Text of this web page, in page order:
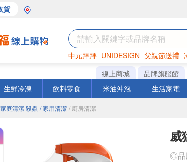
貨
中元拜拜 UNIDESIGN 父親節送禮
罐頭 海苔 洋芋片
線上商城 品牌旗艦館
生鮮冷凍 飲料零食 米油沖泡 生活家電
庭清潔 殺蟲 / 家用清潔 / 廚房清潔
威
◎品